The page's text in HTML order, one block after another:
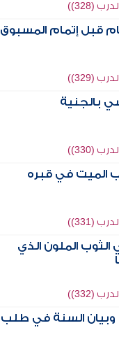
(328))
قبل إتمام المسبوق
(329))
بالجنية
(330))
الميت في قبره
(331))
الملون الذي
(332))
وبيان السنة في طلب